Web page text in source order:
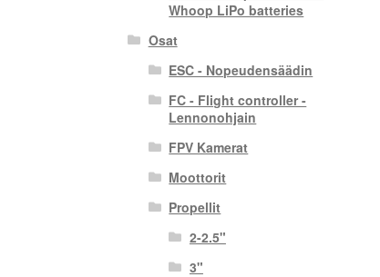
Whoop LiPo batteries
Osat
ESC - Nopeudensäädin
FC - Flight controller -
Lennonohjain
FPV Kamerat
Moottorit
Propellit
2-2.5"
3"